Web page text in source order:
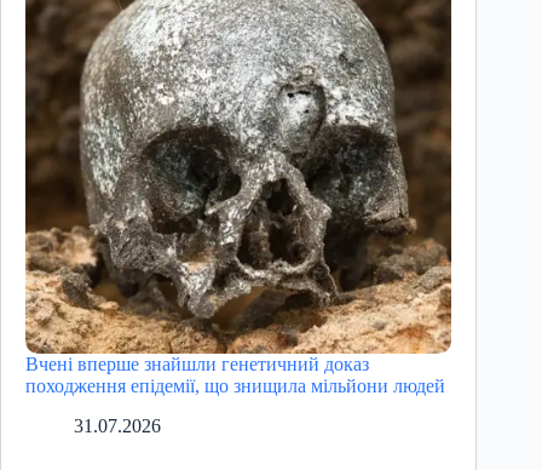
Вчені вперше знайшли генетичний доказ
походження епідемії, що знищила мільйони людей
31.07.2026